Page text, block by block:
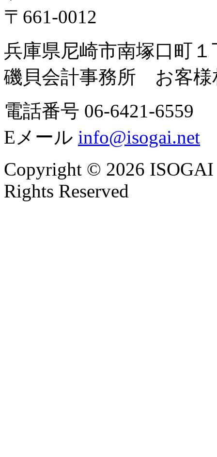
〒661-0012
兵庫県尼崎市南塚口町
磯貝会計事務所 お客様
電話番号 06-6421-6559
Eメール info@isogai.net
Copyright © 2026
Rights Reserved